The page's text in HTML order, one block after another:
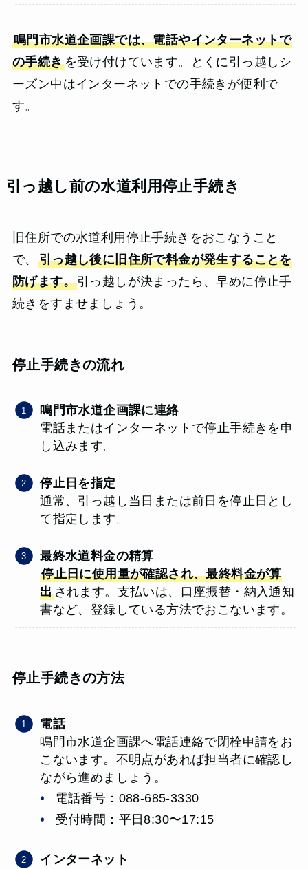
鳴門市水道企画課では、電話やインターネットで
の手続きを受け付けています。とくに引っ越しシ
ーズン中はインターネットでの手続きが便利で
す。
引っ越し前の水道利用停止手続き
旧住所での水道利用停止手続きをおこなうこと
で、 引っ越し後に旧住所で料金が発生することを
防げます。引っ越しが決まったら、早めに停止手
続きをすませましょう。
停止手続きの流れ
鳴門市水道企画課に連絡
電話またはインターネットで停止手続きを申
し込みます。
停止日を指定
通常、引っ越し当日または前日を停止日とし
て指定します。
最終水道料金の精算
停止日に使用量が確認され、最終料金が算
出されます。支払いは、口座振替・納入通知
書など、登録している方法でおこないます。
停止手続きの方法
電話
鳴門市水道企画課へ電話連絡で閉栓申請をお
こないます。不明点があれば担当者に確認し
ながら進めましょう。
電話番号：088-685-3330
受付時間：平日8:30〜17:15
インターネット